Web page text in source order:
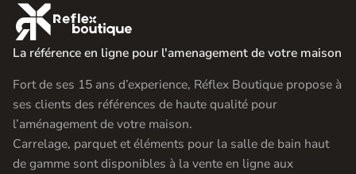

La référence en ligne pour l'amenagement de votre maison
Fort de ses 15 ans d’experience, Réflex Boutique propose à
ses clients des références de haute qualité pour
l’aménagement de votre maison.
Carrelage, parquet et éléments pour la salle de bain haut
de gamme sont disponibles à la vente en ligne aux